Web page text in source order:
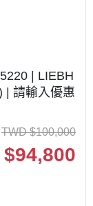
| LIEBH
| 請輸入優惠
TWD $100,000
$94,800